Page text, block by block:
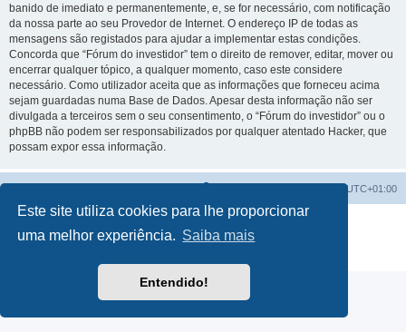
Este site utiliza cookies para lhe proporcionar
uma melhor experiência. Saiba mais
Entendido!
banido de imediato e permanentemente, e, se for necessário, com notificação
da nossa parte ao seu Provedor de Internet. O endereço IP de todas as
mensagens são registados para ajudar a implementar estas condições.
Concorda que “Fórum do investidor” tem o direito de remover, editar, mover ou
encerrar qualquer tópico, a qualquer momento, caso este considere
necessário. Como utilizador aceita que as informações que forneceu acima
sejam guardadas numa Base de Dados. Apesar desta informação não ser
divulgada a terceiros sem o seu consentimento, o “Fórum do investidor” ou o
phpBB não podem ser responsabilizados por qualquer atentado Hacker, que
possam expor essa informação.
UTC+01:00
phpBB
® Forum Software © phpBB Limited
Traduzido por:
phpBB Portugal